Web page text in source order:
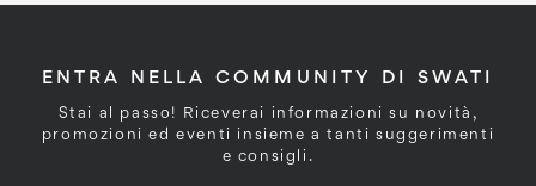
ENTRA NELLA COMMUNITY DI SWATI
Stai al passo! Riceverai informazioni su novità,
promozioni ed eventi insieme a tanti suggerimenti
e consigli.